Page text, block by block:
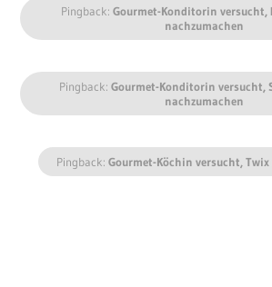
Pingback: Gourmet-Konditorin versucht,
nachzumachen
Pingback: Gourmet-Konditorin versucht,
nachzumachen
Pingback: Gourmet-Köchin versucht,